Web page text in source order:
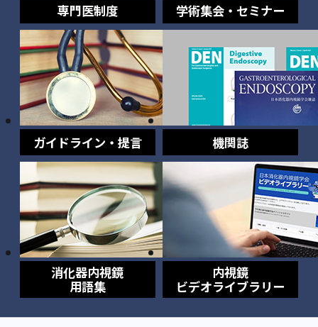
専門医制度 学術集会・セミナー
ガイドライン・提言 機関誌
消化器内視鏡
用語集
内視鏡
ビデオライブラリー